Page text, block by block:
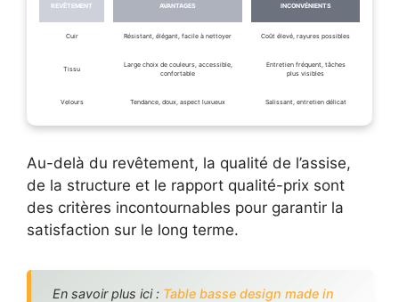
REVÊTEMENT AVANTAGES INCONVÉNIENTS
Cuir Résistant, élégant, facile à nettoyer Coût élevé, rayures possibles
Tissu
Large choix de couleurs, accessible,
confortable
Entretien fréquent, tâches
plus visibles
Velours Tendance, doux, aspect luxueux Salissant, entretien délicat
Au-delà du revêtement, la qualité de l’assise,
de la structure et le rapport qualité-prix sont
des critères incontournables pour garantir la
satisfaction sur le long terme.
En savoir plus ici : Table basse design made in